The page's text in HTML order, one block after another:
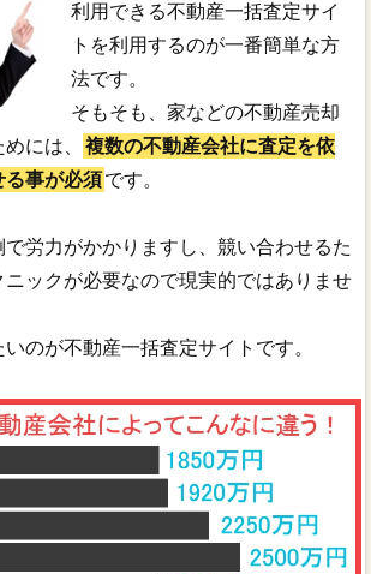
利用できる不動産一括査定サイ
トを利用するのが一番簡単な方
法です。
そもそも、家などの不動産売却
には、
複数の不動産会社に査定を依
る事が必須です。
労力がかかりますし、競い合わせるた
ックが必要なので現実的ではありませ
のが不動産一括査定サイトです。